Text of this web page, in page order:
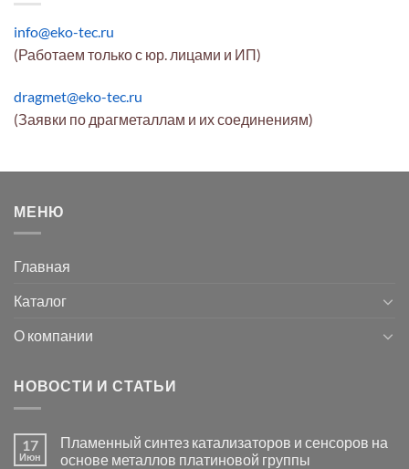
info@eko-tec.ru
(Работаем только с юр. лицами и ИП)
dragmet@eko-tec.ru
(Заявки по драгметаллам и их соединениям)
МЕНЮ
Главная
Каталог
О компании
НОВОСТИ И СТАТЬИ
17
Июн
Пламенный синтез катализаторов и сенсоров на
основе металлов платиновой группы